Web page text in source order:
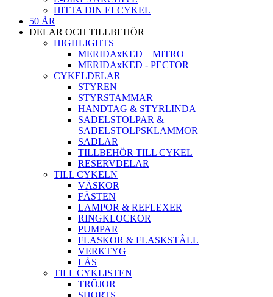
HITTA DIN ELCYKEL
50 ÅR
DELAR OCH TILLBEHÖR
HIGHLIGHTS
MERIDAxKED – MITRO
MERIDAxKED - PECTOR
CYKELDELAR
STYREN
STYRSTAMMAR
HANDTAG & STYRLINDA
SADELSTOLPAR &
SADELSTOLPSKLAMMOR
SADLAR
TILLBEHÖR TILL CYKEL
RESERVDELAR
TILL CYKELN
VÄSKOR
FÄSTEN
LAMPOR & REFLEXER
RINGKLOCKOR
PUMPAR
FLASKOR & FLASKSTÂLL
VERKTYG
LÅS
TILL CYKLISTEN
TRÖJOR
SHORTS